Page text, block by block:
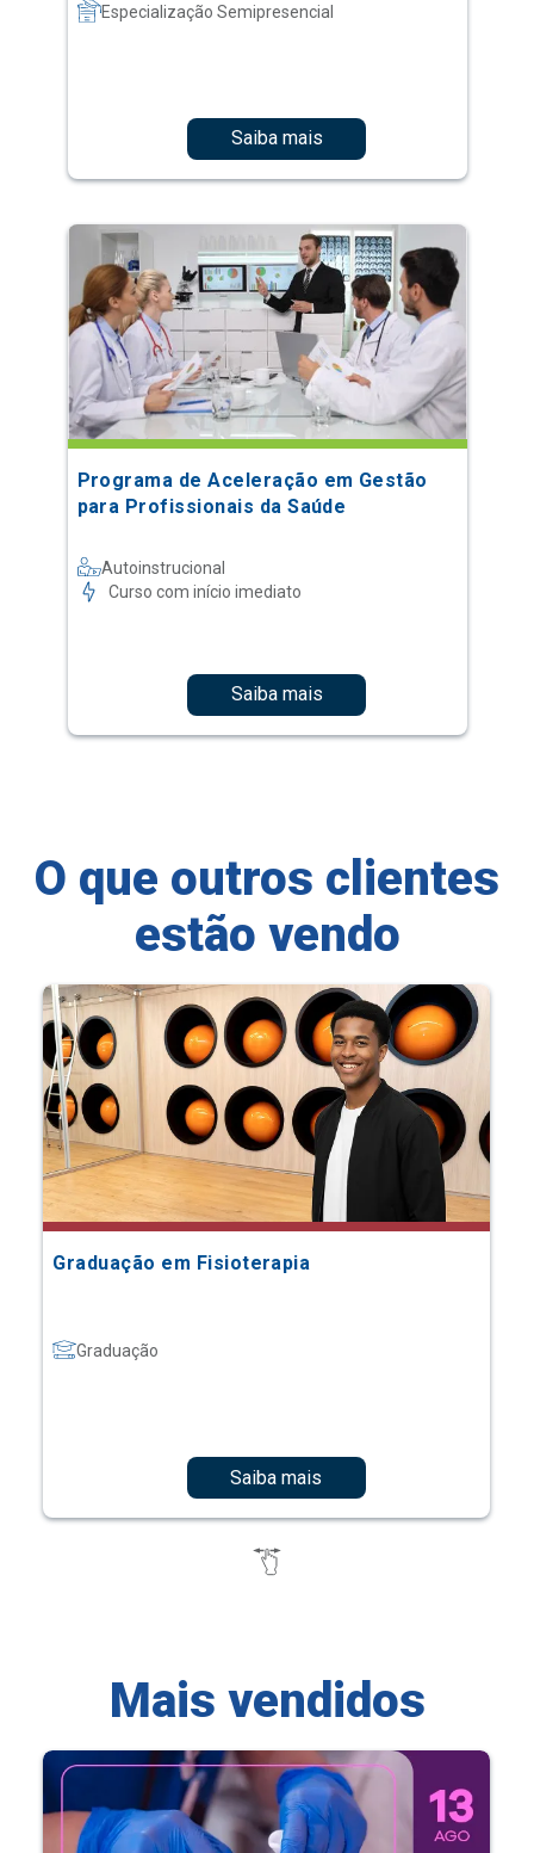
Especialização Semipresencial
Saiba mais
Programa de Aceleração em Gestão
para Profissionais da Saúde
Autoinstrucional
Curso com início imediato
Saiba mais
O que outros clientes
estão vendo
Graduação em Fisioterapia
Graduação
Saiba mais
Mais vendidos